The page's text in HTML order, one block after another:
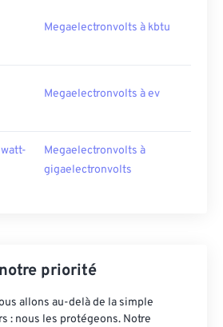
Megaelectronvolts à kbtu
Megaelectronvolts à ev
Megaelectronvolts à
gigaelectronvolts
priorité
allons au-delà de la simple
: nous les protégeons. Notre